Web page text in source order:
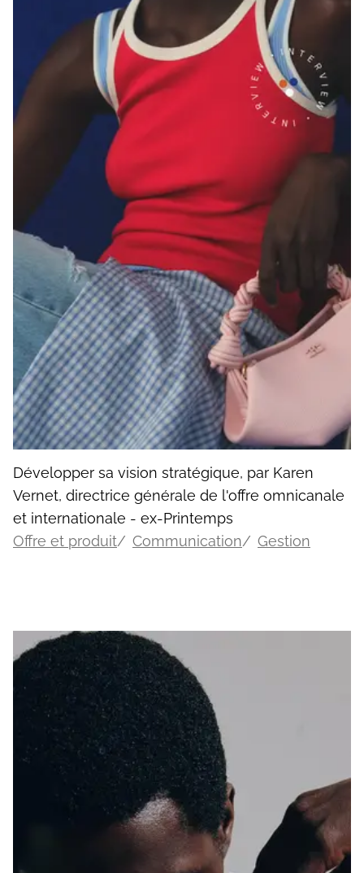
Développer sa vision stratégique, par Karen
Vernet, directrice générale de l'offre omnicanale
et internationale - ex-Printemps
Offre et produit
Communication Gestion